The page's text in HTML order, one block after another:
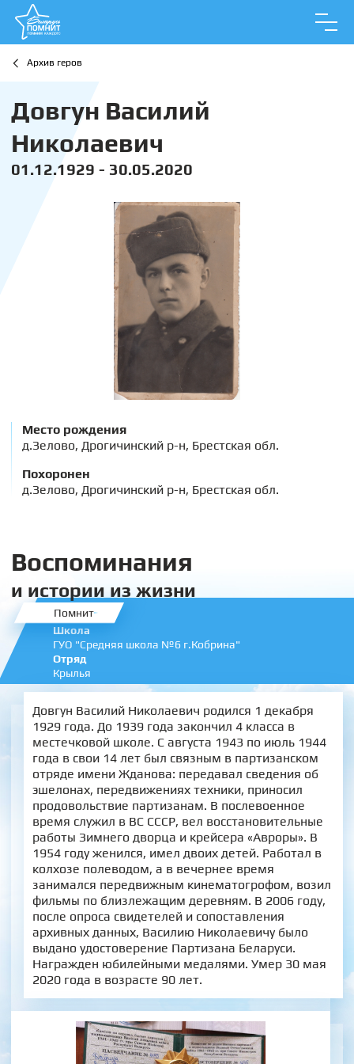
Архив геров
Довгун Василий
Николаевич
01.12.1929 - 30.05.2020
Место рождения
д.Зелово, Дрогичинский р-н, Брестская обл.
Похоронен
д.Зелово, Дрогичинский р-н, Брестская обл.
Воспоминания
и истории из жизни
Помнит
Школа
ГУО "Средняя школа №6 г.Кобрина"
Отряд
Крылья
Довгун Василий Николаевич родился 1 декабря
1929 года. До 1939 года закончил 4 класса в
местечковой школе. С августа 1943 по июль 1944
года в свои 14 лет был связным в партизанском
отряде имени Жданова: передавал сведения об
эшелонах, передвижениях техники, приносил
продовольствие партизанам. В послевоенное
время служил в ВС СССР, вел восстановительные
работы Зимнего дворца и крейсера «Авроры». В
1954 году женился, имел двоих детей. Работал в
колхозе полеводом, а в вечернее время
занимался передвижным кинематогрофом, возил
фильмы по близлежащим деревням. В 2006 году,
после опроса свидетелей и сопоставления
архивных данных, Василию Николаевичу было
выдано удостоверение Партизана Беларуси.
Награжден юбилейными медалями. Умер 30 мая
2020 года в возрасте 90 лет.